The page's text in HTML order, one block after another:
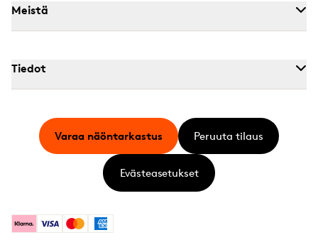
Meistä
Tiedot
KlarnaVisa MastercardAmerican Express
Varaa näöntarkastus Peruuta tilaus
Evästeasetukset